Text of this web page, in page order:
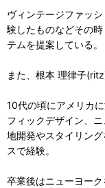
ヴィンテージファッ
験したものなどその
テムを提案している。
また、根本 理律子
10代の頃にアメリカ
フィックデザイン、
地開発やスタイリン
スで経験。
卒業後はニューヨーク